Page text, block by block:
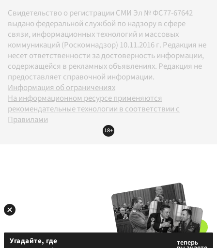
Свидетельство о регистрации СМИ Эл № ФС77-67642
выдано федеральной службой по надзору в сфере
связи, информационных технологий и массовых
коммуникаций (Роскомнадзор) 10.11.2016 г. Редакция не
несет ответственности за достоверность информации,
содержащейся в рекламных объявлениях. Редакция не
предоставляет справочной информации.
Информация об ограничениях
На информационном ресурсе применяются
рекомендательные технологии в соответствии с
Правилами
18+
Угадайте, где